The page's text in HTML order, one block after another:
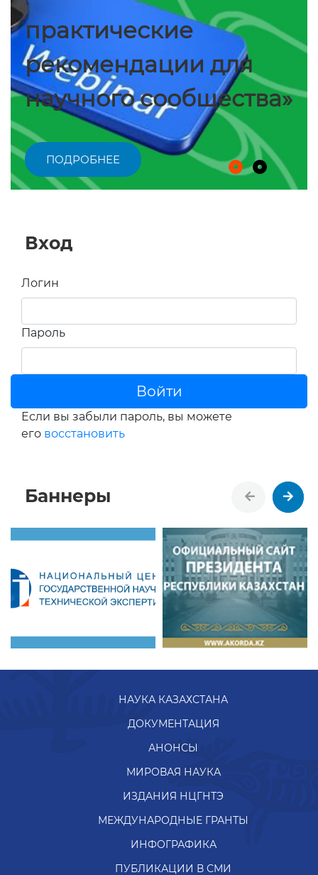
практические
рекомендации для
научного сообщества»
ПОДРОБНЕЕ
Вход
Логин
Пароль
Войти
Если вы забыли пароль, вы можете
его восстановить
Баннеры
НАУКА КАЗАХСТАНА
ДОКУМЕНТАЦИЯ
АНОНСЫ
МИРОВАЯ НАУКА
ИЗДАНИЯ НЦГНТЭ
МЕЖДУНАРОДНЫЕ ГРАНТЫ
ИНФОГРАФИКА
ПУБЛИКАЦИИ В СМИ